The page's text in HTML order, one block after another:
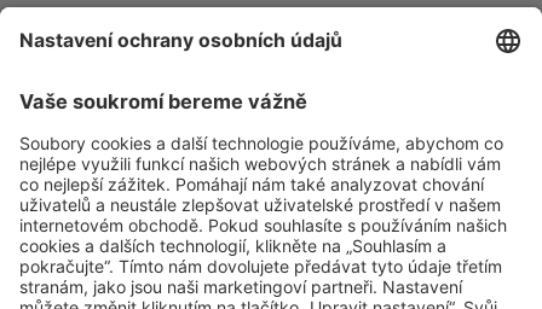
Ochrana osobních údajů
Aplikace Travel FREE ke stažení